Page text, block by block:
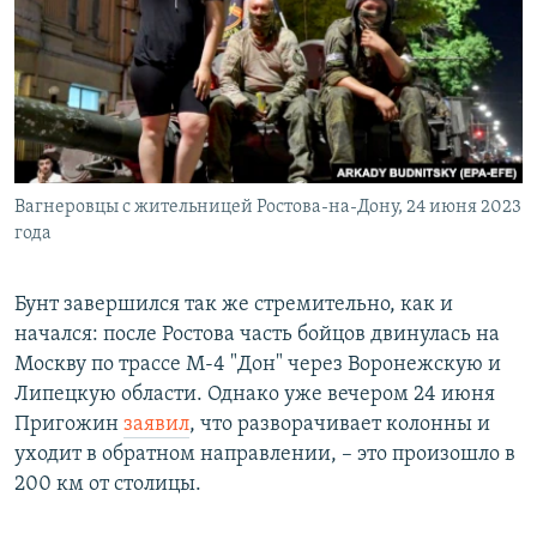
Вагнеровцы с жительницей Ростова-на-Дону, 24 июня 2023
года
Бунт завершился так же стремительно, как и
начался: после Ростова часть бойцов двинулась на
Москву по трассе М-4 "Дон" через Воронежскую и
Липецкую области. Однако уже вечером 24 июня
Пригожин заявил, что разворачивает колонны и
уходит в обратном направлении, – это произошло в
200 км от столицы.